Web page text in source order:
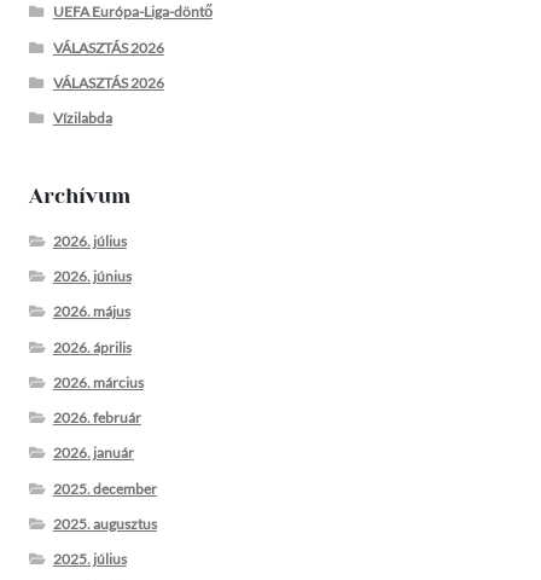
UEFA Európa-Liga-döntő
VÁLASZTÁS 2026
VÁLASZTÁS 2026
Vízilabda
Archívum
2026. július
2026. június
2026. május
2026. április
2026. március
2026. február
2026. január
2025. december
2025. augusztus
2025. július